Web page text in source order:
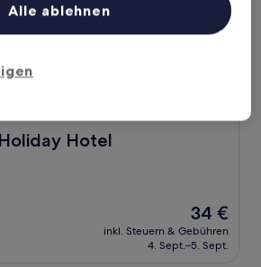
Hotel
Hotel
Der
Preis
beträgt
34 €
inkl. Steuern & Gebühren
4. Sept.–5. Sept.
Alle ablehnen